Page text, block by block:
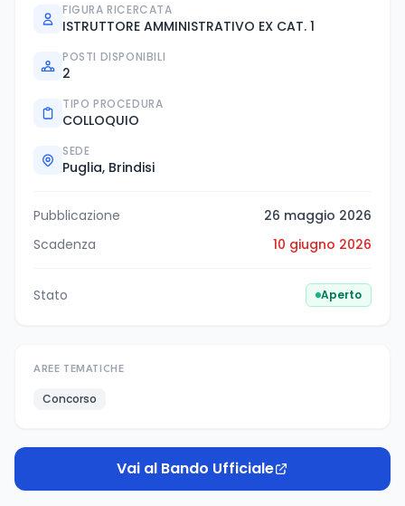
FIGURA RICERCATA
ISTRUTTORE AMMINISTRATIVO EX CAT. 1
POSTI DISPONIBILI
2
TIPO PROCEDURA
COLLOQUIO
SEDE
Puglia, Brindisi
Pubblicazione
26 maggio 2026
Scadenza
10 giugno 2026
Stato Aperto
AREE TEMATICHE
Concorso
Vai al Bando Ufficiale